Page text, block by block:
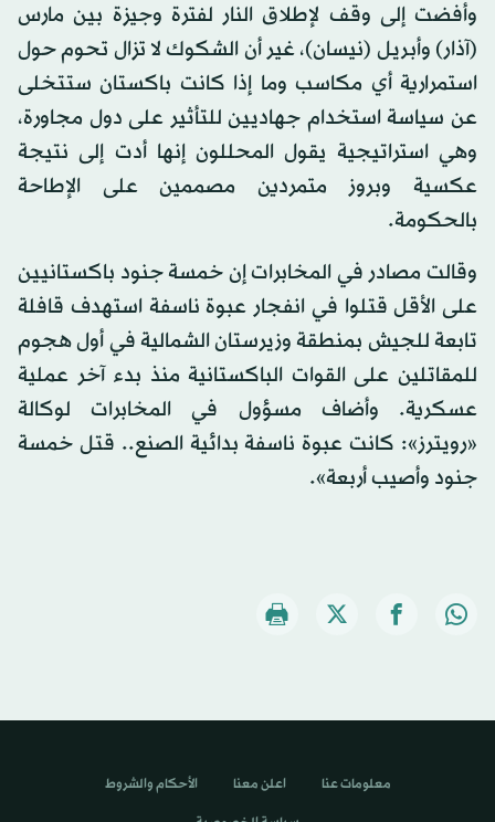
وأفضت إلى وقف لإطلاق النار لفترة وجيزة بين مارس
(آذار) وأبريل (نيسان)، غير أن الشكوك لا تزال تحوم حول
استمرارية أي مكاسب وما إذا كانت باكستان ستتخلى
عن سياسة استخدام جهاديين للتأثير على دول مجاورة،
وهي استراتيجية يقول المحللون إنها أدت إلى نتيجة
عكسية وبروز متمردين مصممين على الإطاحة
بالحكومة.
وقالت مصادر في المخابرات إن خمسة جنود باكستانيين
على الأقل قتلوا في انفجار عبوة ناسفة استهدف قافلة
تابعة للجيش بمنطقة وزيرستان الشمالية في أول هجوم
للمقاتلين على القوات الباكستانية منذ بدء آخر عملية
عسكرية. وأضاف مسؤول في المخابرات لوكالة
«رويترز»: كانت عبوة ناسفة بدائية الصنع.. قتل خمسة
جنود وأصيب أربعة».
معلومات عنا اعلن معنا الأحكام والشروط